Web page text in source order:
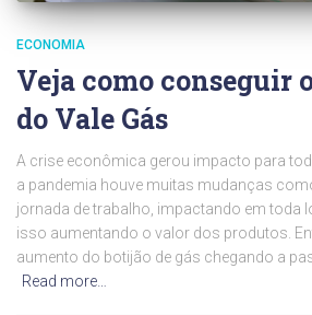
ECONOMIA
Veja como conseguir
do Vale Gás
A crise econômica gerou impacto para
a pandemia houve muitas mudanças
jornada de trabalho, impactando em toda
isso aumentando o valor dos produtos.
aumento do botijão de gás chegando a
Read more…